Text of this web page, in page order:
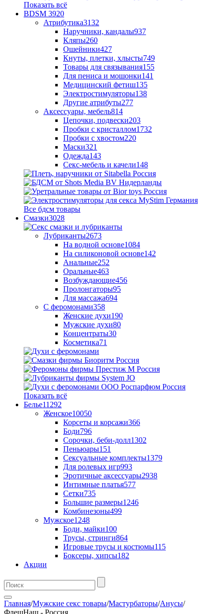
Показать всё
BDSM 3920
Атрибутика3132
Наручники, кандалы937
Кляпы260
Ошейники427
Кнуты, плетки, хлысты749
Товары для связывания155
Для пениса и мошонки141
Медицинский фетиш135
Электростимуляторы138
Другие атрибуты277
Аксессуары, мебель814
Цепочки, подвески203
Пробки с кристаллом1732
Пробки с хвостом220
Маски321
Одежда143
Секс-мебель и качели148
Все бдсм товары
Смазки3028
Лубриканты2673
На водной основе1084
На силиконовой основе142
Анальные252
Оральные463
Возбуждающие456
Пролонгаторы95
Для массажа694
С феромонами358
Женские духи190
Мужские духи80
Концентраты30
Косметика71
Показать всё
Белье11292
Женское10050
Корсеты и корсажи366
Боди796
Сорочки, беби-долл1302
Пеньюары151
Сексуальные комплекты1379
Для ролевых игр993
Эротичные аксессуары2938
Интимные платья577
Сетки735
Большие размеры1246
Комбинезоны499
Мужское1248
Боди, майки100
Трусы, стринги864
Игровые трусы и костюмы115
Боксеры, хипсы182
Акции
Главная/Мужские секс товары/Мастурбаторы/Анусы/
ФлешНаш - Россия